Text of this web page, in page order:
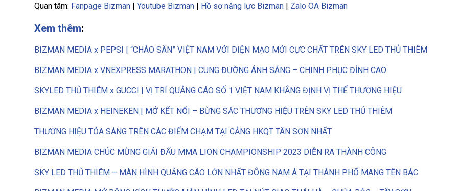
Quan tâm: Fanpage Bizman |Youtube Bizman | Hồ sơ năng lực Bizman | Zalo OA Bizman
Xem thêm:
BIZMAN MEDIA x PEPSI | “CHÀO SÂN” VIỆT NAM VỚI DIỆN MẠO MỚI CỰC CHẤT TRÊN SKY LED THỦ THIÊM
BIZMAN MEDIA x VNEXPRESS MARATHON | CUNG ĐƯỜNG ÁNH SÁNG – CHINH PHỤC ĐỈNH CAO
SKYLED THỦ THIÊM x GUCCI | VỊ TRÍ QUẢNG CÁO SỐ 1 VIỆT NAM KHẲNG ĐỊNH VỊ THẾ THƯƠNG HIỆU
BIZMAN MEDIA x HEINEKEN | MỞ KẾT NỐI – BỪNG SẮC THƯƠNG HIỆU TRÊN SKY LED THỦ THIÊM
THƯƠNG HIỆU TỎA SÁNG TRÊN CÁC ĐIỂM CHẠM TẠI CẢNG HKQT TÂN SƠN NHẤT
BIZMAN MEDIA CHÚC MỪNG GIẢI ĐẤU MMA LION CHAMPIONSHIP 2023 DIỄN RA THÀNH CÔNG
SKY LED THỦ THIÊM – MÀN HÌNH QUẢNG CÁO LỚN NHẤT ĐÔNG NAM Á TẠI THÀNH PHỐ MANG TÊN BÁC